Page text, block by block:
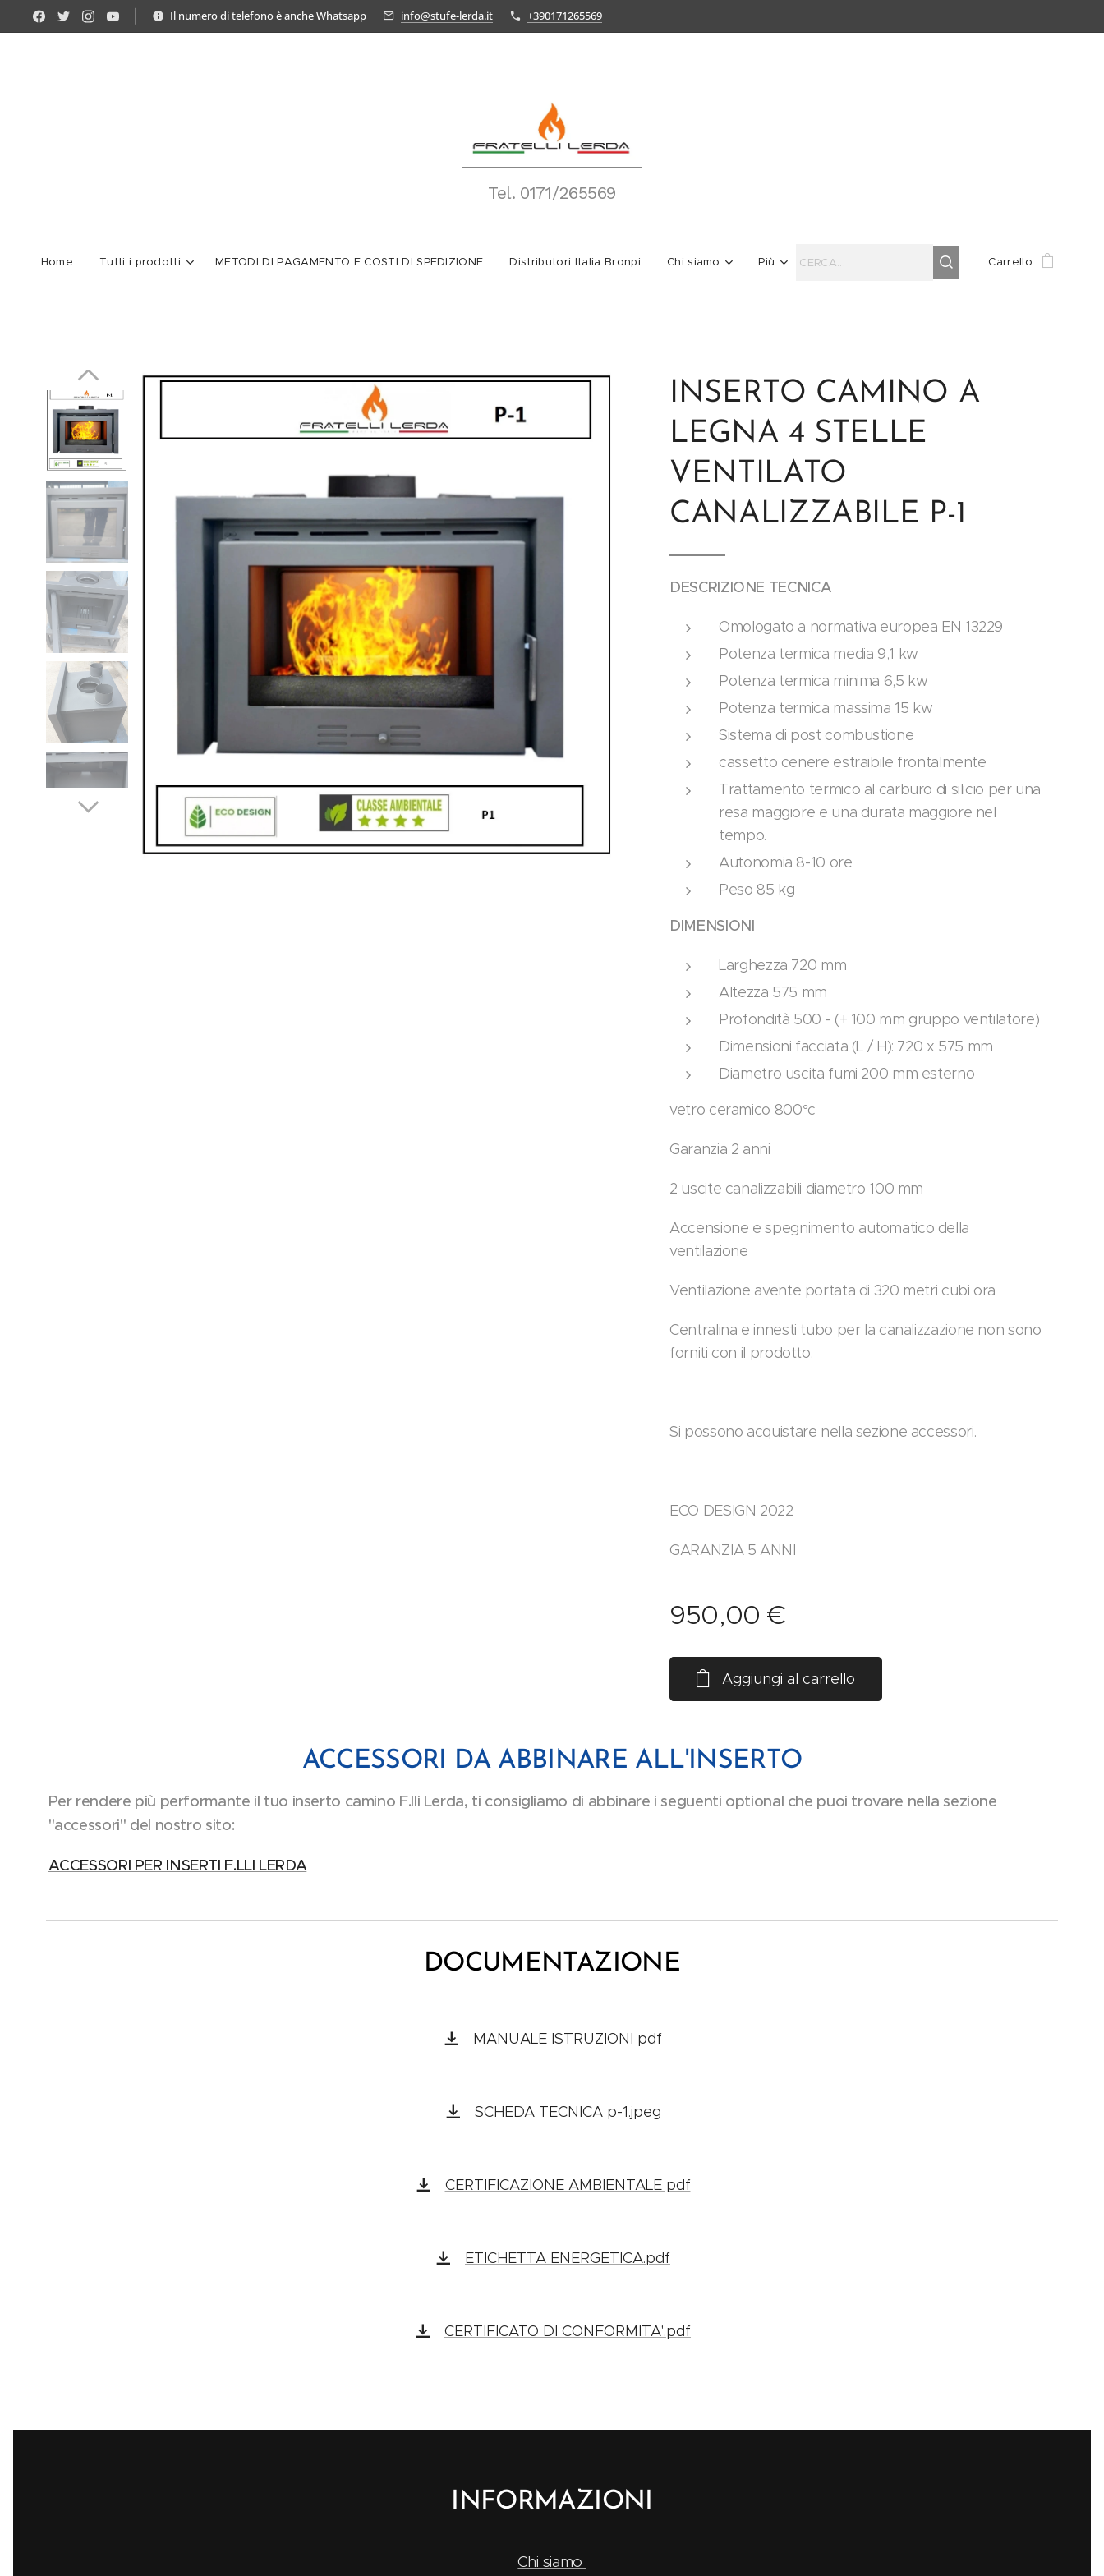
Il numero di telefono è anche Whatsapp info@stufe-lerda.it +390171265569
Tel. 0171/265569
Home Tutti i prodotti METODI DI PAGAMENTO E COSTI DI SPEDIZIONE Distributori Italia Bronpi Chi siamo Più Carrello
INSERTO CAMINO A
LEGNA 4 STELLE
VENTILATO
CANALIZZABILE P-1
DESCRIZIONE TECNICA
Omologato a normativa europea EN 13229
Potenza termica media 9,1 kw
Potenza termica minima 6,5 kw
Potenza termica massima 15 kw
Sistema di post combustione
cassetto cenere estraibile frontalmente
Trattamento termico al carburo di silicio per una
resa maggiore e una durata maggiore nel
tempo.
Autonomia 8-10 ore
Peso 85 kg
DIMENSIONI
Larghezza 720 mm
Altezza 575 mm
Profondità 500 - (+ 100 mm gruppo ventilatore)
Dimensioni facciata (L / H): 720 x 575 mm
Diametro uscita fumi 200 mm esterno
vetro ceramico 800°c
Garanzia 2 anni
2 uscite canalizzabili diametro 100 mm
Accensione e spegnimento automatico della
ventilazione
Ventilazione avente portata di 320 metri cubi ora
Centralina e innesti tubo per la canalizzazione non sono
forniti con il prodotto.
Si possono acquistare nella sezione accessori.
ECO DESIGN 2022
GARANZIA 5 ANNI
950,00 €
Aggiungi al carrello
ACCESSORI DA ABBINARE ALL'INSERTO
Per rendere più performante il tuo inserto camino F.lli Lerda, ti consigliamo di abbinare i seguenti optional che puoi trovare nella sezione
"accessori" del nostro sito:
ACCESSORI PER INSERTI F.LLI LERDA
DOCUMENTAZIONE
MANUALE ISTRUZIONI pdf
SCHEDA TECNICA p-1.jpeg
CERTIFICAZIONE AMBIENTALE pdf
ETICHETTA ENERGETICA.pdf
CERTIFICATO DI CONFORMITA'.pdf
INFORMAZIONI
Chi siamo